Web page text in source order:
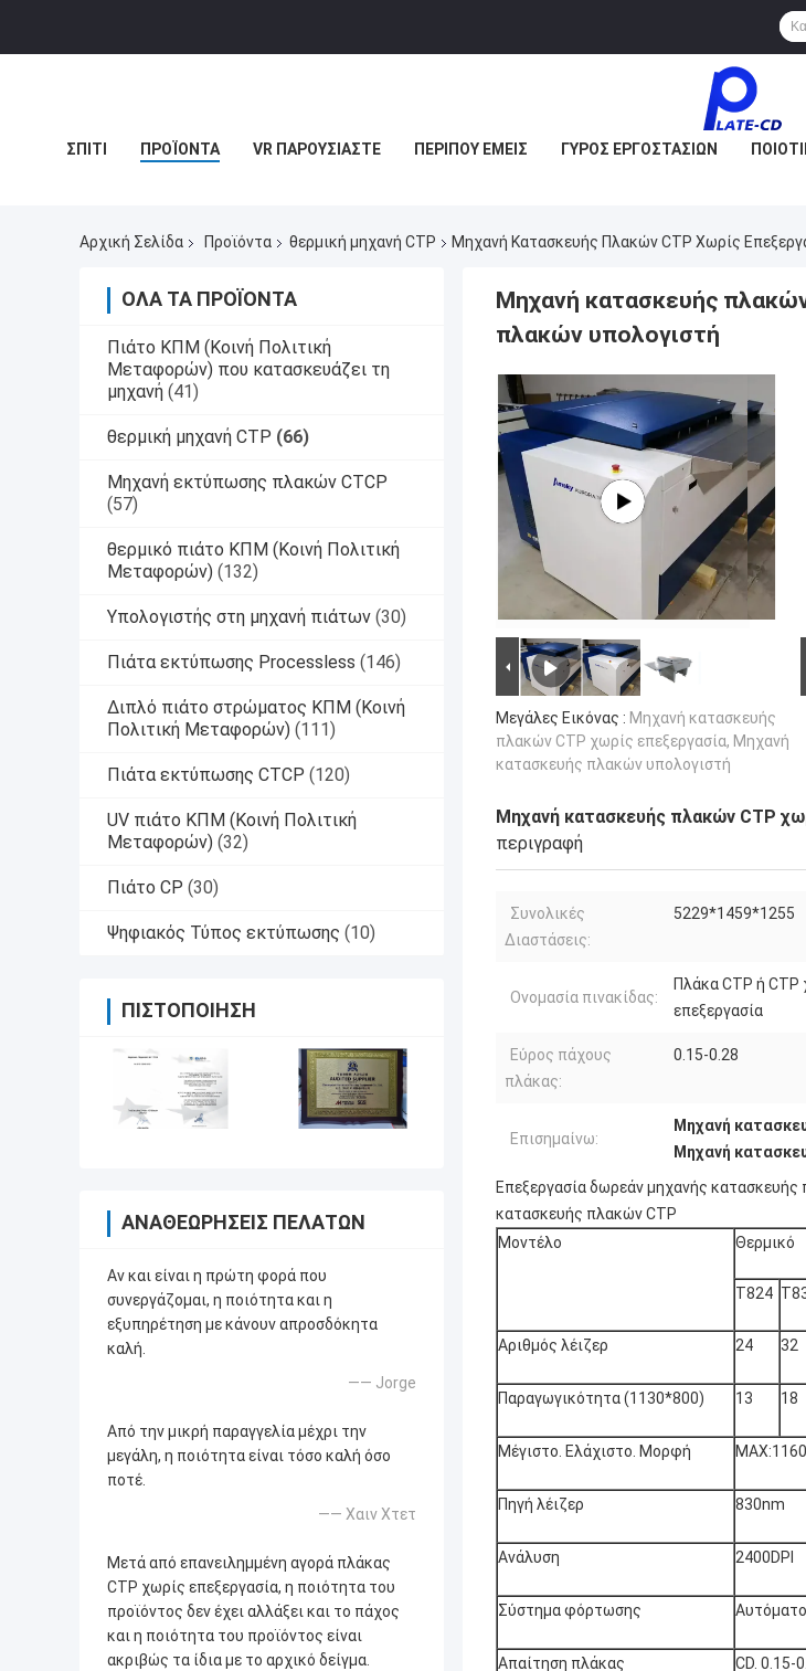
ΣΠΊΤΙ ΠΡΟΪΌΝΤΑ VR ΠΑΡΟΥΣΙΆΣΤΕ ΠΕΡΊΠΟΥ ΕΜΕΊΣ ΓΎΡΟΣ ΕΡΓΟΣΤΑΣΊΩΝ
Αρχική Σελίδα Προϊόντα θερμική μηχανή CTP Μηχανή Κατασκευής Πλακών CTP Χωρίς
ΌΛΑ ΤΑ ΠΡΟΪΌΝΤΑ
Πιάτο ΚΠΜ (Κοινή Πολιτική
Μεταφορών) που κατασκευάζει τη
μηχανή (41)
θερμική μηχανή CTP (66)
Μηχανή εκτύπωσης πλακών CTCP
(57)
θερμικό πιάτο ΚΠΜ (Κοινή Πολιτική
Μεταφορών) (132)
Υπολογιστής στη μηχανή πιάτων (30)
Πιάτα εκτύπωσης Processless (146)
Διπλό πιάτο στρώματος ΚΠΜ (Κοινή
Πολιτική Μεταφορών) (111)
Πιάτα εκτύπωσης CTCP (120)
UV πιάτο ΚΠΜ (Κοινή Πολιτική
Μεταφορών) (32)
Πιάτο CP (30)
Ψηφιακός Τύπος εκτύπωσης (10)
ΠΙΣΤΟΠΟΊΗΣΗ
ΑΝΑΘΕΩΡΉΣΕΙΣ ΠΕΛΑΤΏΝ
Αν και είναι η πρώτη φορά που
συνεργάζομαι, η ποιότητα και η
εξυπηρέτηση με κάνουν απροσδόκητα
καλή.
—— Jorge
Από την μικρή παραγγελία μέχρι την
μεγάλη, η ποιότητα είναι τόσο καλή όσο
ποτέ.
—— Χαιν Χτετ
Μετά από επανειλημμένη αγορά πλάκας
CTP χωρίς επεξεργασία, η ποιότητα του
προϊόντος δεν έχει αλλάξει και το πάχος
και η ποιότητα του προϊόντος είναι
ακριβώς τα ίδια με το αρχικό δείγμα.
Μηχανή κατασκευής
πλακών υπολογιστή
Μεγάλες Εικόνας : Μηχανή κατασκευής
πλακών CTP χωρίς επεξεργασία, Μηχανή
κατασκευής πλακών υπολογιστή
Μηχανή κατασκευής πλακών CTP
περιγραφή
Συνολικές
Διαστάσεις:
5229*1459*1255
Ονομασία πινακίδας:
Πλάκα CTP ή CTP
επεξεργασία
Εύρος πάχους
πλάκας:
0.15-0.28
Επισημαίνω:
Μηχανή
Μηχανή
Επεξεργασία δωρεάν μηχανής
κατασκευής πλακών CTP
Μοντέλο
Θερμικό
T824
Αριθμός λέιζερ 24 32
Παραγωγικότητα (1130*800) 13 18
Μέγιστο. Ελάχιστο. Μορφή
Πηγή λέιζερ 830nm
Ανάλυση 2400DPI
Σύστημα φόρτωσης
Απαίτηση πλάκας CD. 0.15-